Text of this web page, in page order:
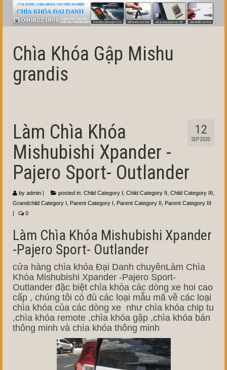
Chìa Khóa Gập Mishu
grandis
12
SEP 2020
Làm Chìa Khóa
Mishubishi Xpander -
Pajero Sport- Outlander
by admin | posted in: Child Category I Child Category II Child Category III
Grandchild Category I
Parent Category I Parent Category II
Parent Category III
|
0
Làm Chìa Khóa Mishubishi Xpander
-Pajero Sport- Outlander
cửa hàng chìa khóa Đại Danh chuyênLàm Chìa
Khóa Mishubishi Xpander -Pajero Sport-
Outlander đặc biệt chìa khóa các dòng xe hoi cao
cấp , chúng tôi có đủ các loại mẫu mã về các loại
chìa khóa của các dòng xe như chìa khóa chip tu
,chìa khóa remote ,chìa khóa gập ,chìa khóa bán
thông minh và chìa khóa thông minh